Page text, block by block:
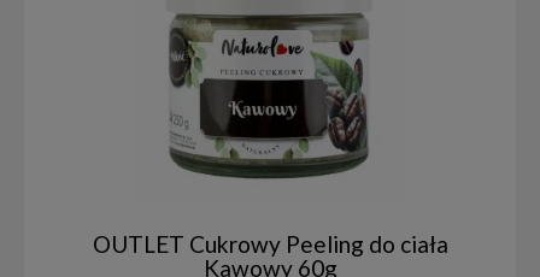
OUTLET Cukrowy Peeling do ciała
Kawowy 60g